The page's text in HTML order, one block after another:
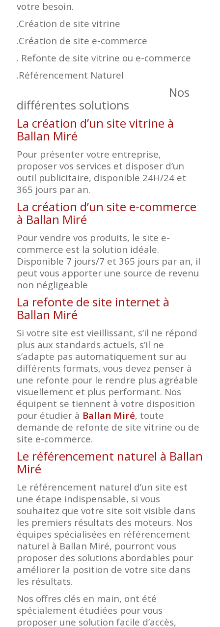
votre besoin.
.Création de site vitrine
.Création de site e-commerce
. Refonte de site vitrine ou e-commerce
.Référencement Naturel
Nos
différentes solutions
La création d’un site vitrine à
Ballan Miré
Pour présenter votre entreprise,
proposer vos services et disposer d’un
outil publicitaire, disponible 24H/24 et
365 jours par an.
La création d’un site e-commerce
à Ballan Miré
Pour vendre vos produits, le site e-
commerce est la solution idéale.
Disponible 7 jours/7 et 365 jours par an, il
peut vous apporter une source de revenu
non négligeable
La refonte de site internet à
Ballan Miré
Si votre site est vieillissant, s’il ne répond
plus aux standards actuels, s’il ne
s’adapte pas automatiquement sur au
différents formats, vous devez penser à
une refonte pour le rendre plus agréable
visuellement et plus performant. Nos
équipent se tiennent à votre disposition
pour étudier à Ballan Miré, toute
demande de refonte de site vitrine ou de
site e-commerce.
Le référencement naturel à Ballan
Miré
Le référencement naturel d’un site est
une étape indispensable, si vous
souhaitez que votre site soit visible dans
les premiers résultats des moteurs. Nos
équipes spécialisées en référencement
naturel à Ballan Miré, pourront vous
proposer des solutions abordables pour
améliorer la position de votre site dans
les résultats.
Nos offres clés en main, ont été
spécialement étudiées pour vous
proposer une solution facile d’accès,